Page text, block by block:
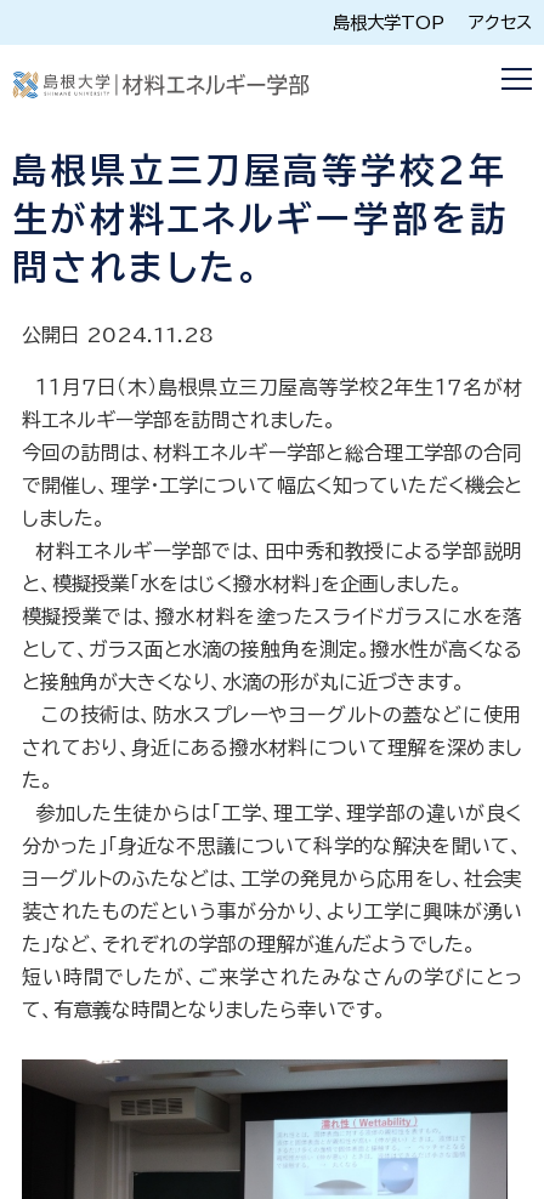
島根大学TOP アクセス
島根県立三刀屋高等学校２年
生が材料エネルギー学部を訪
問されました。
公開日 2024.11.28
１１月７日（木）島根県立三刀屋高等学校２年生１７名が材
料エネルギー学部を訪問されました。
今回の訪問は、材料エネルギー学部と総合理工学部の合同
で開催し、理学・工学について幅広く知っていただく機会と
しました。
材料エネルギー学部では、田中秀和教授による学部説明
と、模擬授業「水をはじく撥水材料」を企画しました。
模擬授業では、撥水材料を塗ったスライドガラスに水を落
として、ガラス面と水滴の接触角を測定。撥水性が高くなる
と接触角が大きくなり、水滴の形が丸に近づきます。
この技術は、防水スプレーやヨーグルトの蓋などに使用
されており、身近にある撥水材料について理解を深めまし
た。
参加した生徒からは「工学、理工学、理学部の違いが良く
分かった」
「身近な不思議について科学的な解決を聞いて、
ヨーグルトのふたなどは、工学の発見から応用をし、社会実
装されたものだという事が分かり、より工学に興味が湧い
た」など、それぞれの学部の理解が進んだようでした。
短い時間でしたが、 ご来学されたみなさんの学びにとっ
て、有意義な時間となりましたら幸いです。